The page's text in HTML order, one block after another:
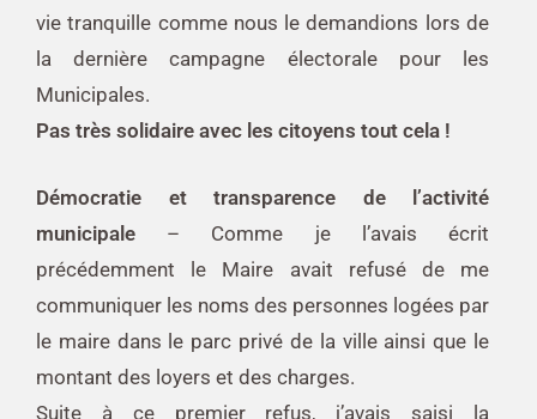
vie tranquille comme nous le demandions lors de
la dernière campagne électorale pour les
Municipales.
Pas très solidaire avec les citoyens tout cela !
Démocratie et transparence de l’activité
municipale – Comme je l’avais écrit
précédemment le Maire avait refusé de me
communiquer les noms des personnes logées par
le maire dans le parc privé de la ville ainsi que le
montant des loyers et des charges.
Suite à ce premier refus, j’avais saisi la